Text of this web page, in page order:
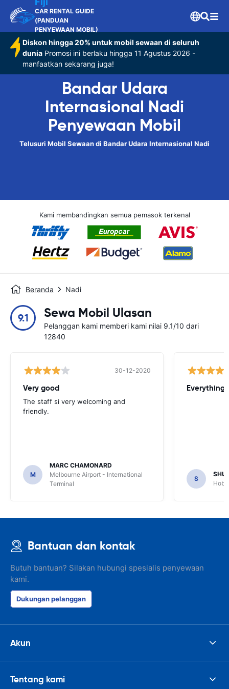
CAR RENTAL GUIDE
(PANDUAN
PENYEWAAN MOBIL)
Diskon hingga 20% untuk mobil sewaan di seluruh
dunia Promosi ini berlaku hingga 11 Agustus 2026 -
manfaatkan sekarang juga!
Bandar Udara
Internasional Nadi
Penyewaan Mobil
Telusuri Mobil Sewaan di Bandar Udara Internasional Nadi
Kami membandingkan semua pemasok terkenal
Beranda Nadi
9.1 Sewa Mobil Ulasan
Pelanggan kami memberi kami nilai 9.1/10 dari
12840
30-12-2020
Very good
The staff si very welcoming and
friendly.
M
MARC CHAMONARD
Melbourne Airport - International
Terminal
Everything
S
Bantuan dan kontak
Butuh bantuan? Silakan hubungi spesialis penyewaan
kami.
Dukungan pelanggan
Akun
Tentang kami